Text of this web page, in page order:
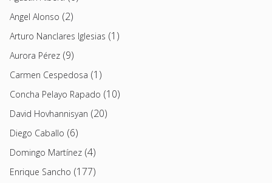
Angel Alonso (2)
Arturo Nanclares Iglesias (1)
Aurora Pérez (9)
Carmen Cespedosa (1)
Concha Pelayo Rapado (10)
David Hovhannisyan (20)
Diego Caballo (6)
Domingo Martínez (4)
Enrique Sancho (177)